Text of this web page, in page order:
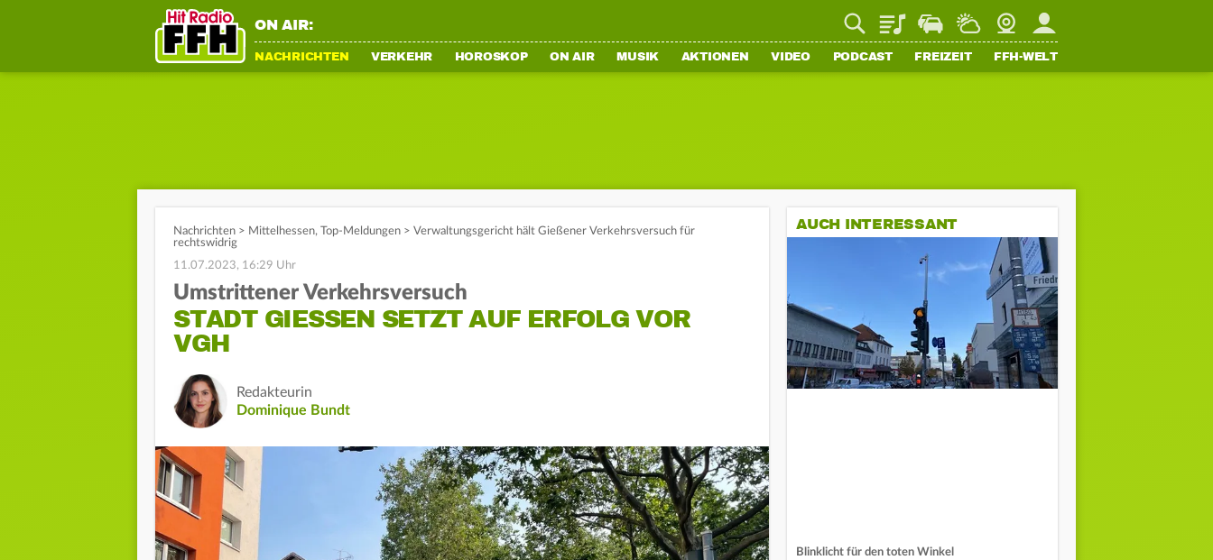
ON AIR: PlaylistStaupilotWetterWebcamMein FFH
NACHRICHTEN VERKEHR HOROSKOP ON AIR MUSIK AKTIONEN VIDEO PODCAST FREIZEIT FFH-WELT
Nachrichten > Mittelhessen, Top-Meldungen > Verwaltungsgericht hält Gießener Verkehrsversuch für
rechtswidrig
11.07.2023, 16:29 Uhr
Umstrittener Verkehrsversuch
STADT GIESSEN SETZT AUF ERFOLG VOR V
GH
Redakteurin
Dominique Bundt
AUCH INTERESSANT
Blinklicht für den toten Winkel